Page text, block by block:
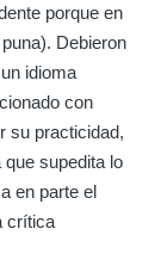
porque en
Debieron
idioma
con
su practicidad,
supedita lo
en parte el
crítica